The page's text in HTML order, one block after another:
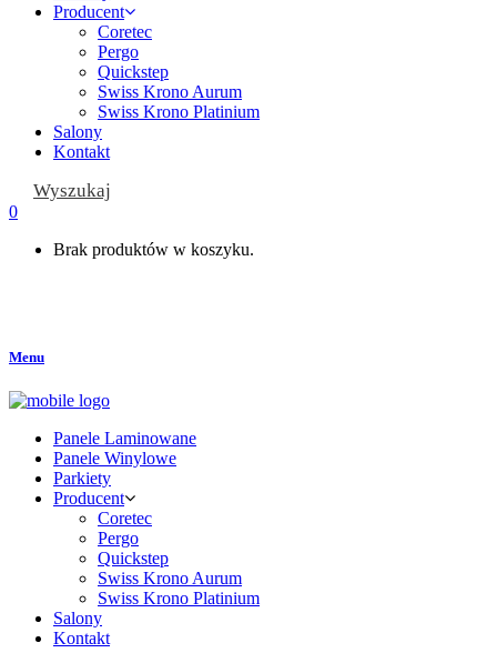
Producent
Coretec
Pergo
Quickstep
Swiss Krono Aurum
Swiss Krono Platinium
Salony
Kontakt
Wyszukaj
0
Brak produktów w koszyku.
Menu
Panele Laminowane
Panele Winylowe
Parkiety
Producent
Coretec
Pergo
Quickstep
Swiss Krono Aurum
Swiss Krono Platinium
Salony
Kontakt